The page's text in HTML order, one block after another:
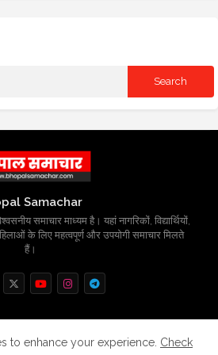
Samachar
समाचार माध्यम है। यहां नागरिकों, विद्यार्थियों,
के लिए महत्वपूर्ण और उपयोगी समाचार मिलते
हैं।
Contact us Privacy Policy
to enhance your experience. Check